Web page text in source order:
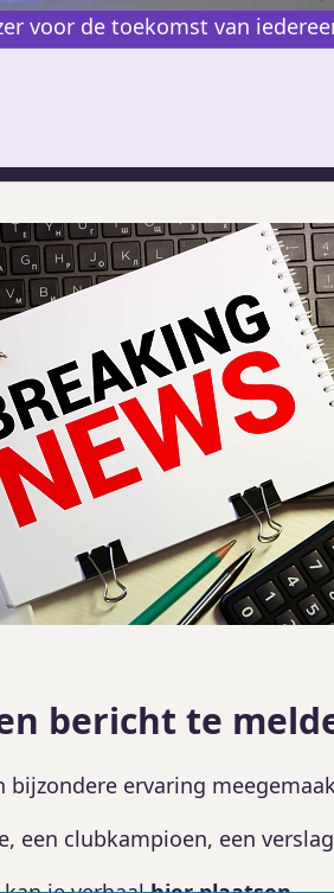
voor de toekomst van
bericht te
bijzondere ervaring
een clubkampioen, een